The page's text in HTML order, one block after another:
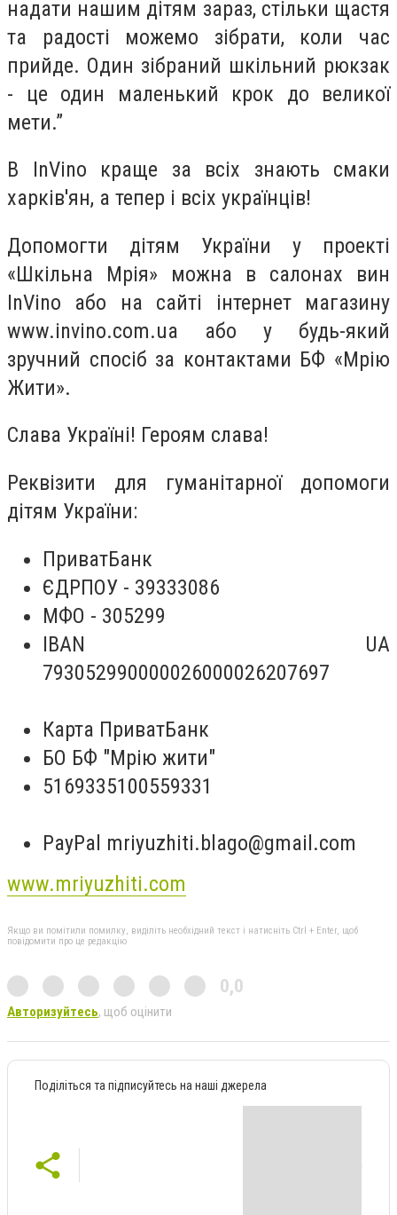
надати нашим дітям зараз, стільки щастя
та радості можемо зібрати, коли час
прийде. Один зібраний шкільний рюкзак
- це один маленький крок до великої
мети.”
В InVino краще за всіх знають смаки
харків'ян, а тепер і всіх українців!
Допомогти дітям України у проекті
«Шкільна Мрія» можна в салонах вин
InVino або на сайті інтернет магазину
www.invino.com.ua або у будь-який
зручний спосіб за контактами БФ «Мрію
Жити».
Слава Україні! Героям слава!
Реквізити для гуманітарної допомоги
дітям України:
ПриватБанк
ЄДРПОУ - 39333086
МФО - 305299
IBAN UA
793052990000026000026207697
Карта ПриватБанк
БО БФ "Мрію жити"
5169335100559331
PayPal mriyuzhiti.blago@gmail.com
www.mriyuzhiti.com
Якщо ви помітили помилку, виділіть необхідний текст і натисніть Ctrl + Enter, щоб
повідомити про це редакцію
0,0
Авторизуйтесь, щоб оцінити
Поділіться та підписуйтесь на наші джерела